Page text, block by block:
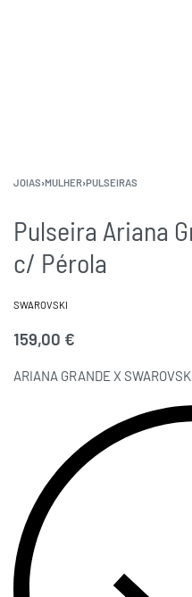
JOIAS›MULHER›PULSEIRAS
Pulseira Ariana
c/ Pérola
SWAROVSKI
159,00 €
ARIANA GRANDE X